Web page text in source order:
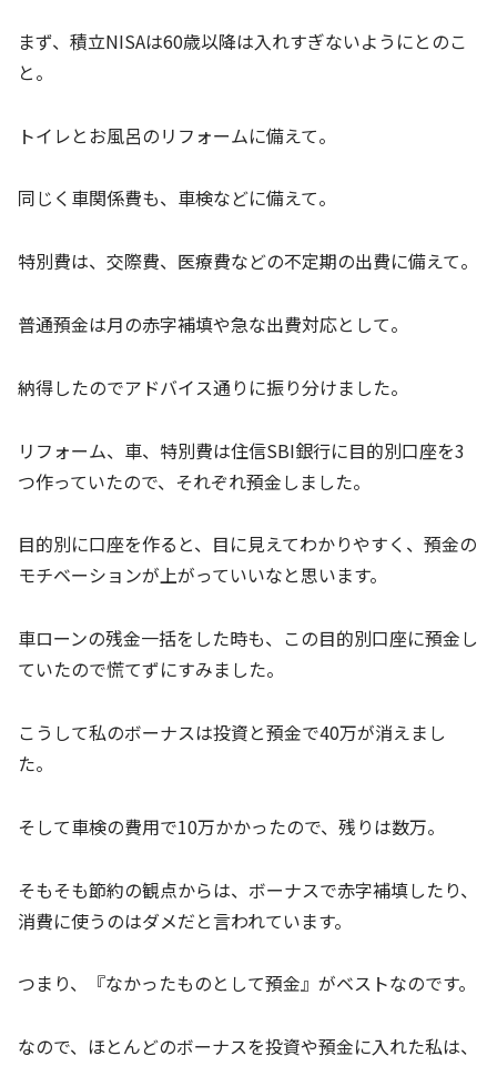
まず、積立NISAは60歳以降は入れすぎないようにとのこ
と。
トイレとお風呂のリフォームに備えて。
同じく車関係費も、車検などに備えて。
特別費は、交際費、医療費などの不定期の出費に備えて。
普通預金は月の赤字補填や急な出費対応として。
納得したのでアドバイス通りに振り分けました。
リフォーム、車、特別費は住信SBI銀行に目的別口座を3
つ作っていたので、それぞれ預金しました。
目的別に口座を作ると、目に見えてわかりやすく、預金の
モチベーションが上がっていいなと思います。
車ローンの残金一括をした時も、この目的別口座に預金し
ていたので慌てずにすみました。
こうして私のボーナスは投資と預金で40万が消えまし
た。
そして車検の費用で10万かかったので、残りは数万。
そもそも節約の観点からは、ボーナスで赤字補填したり、
消費に使うのはダメだと言われています。
つまり、『なかったものとして預金』がベストなのです。
なので、ほとんどのボーナスを投資や預金に入れた私は、